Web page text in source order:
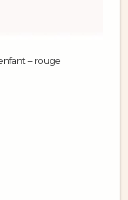
– rouge